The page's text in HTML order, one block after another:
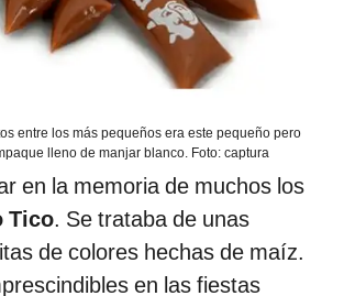
entre los más pequeños era este pequeño pero
lleno de manjar blanco. Foto: captura
en la memoria de muchos los
Tico. Se trataba de unas
de colores hechas de maíz.
en las fiestas